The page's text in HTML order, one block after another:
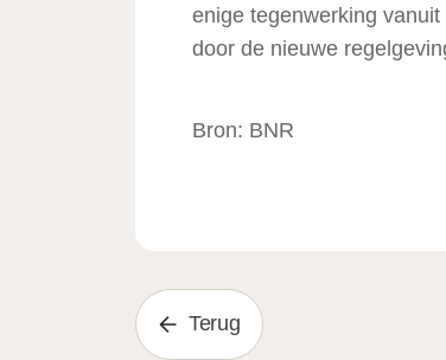
enige tegenwerking
door de nieuwe
Bron: BNR
Terug